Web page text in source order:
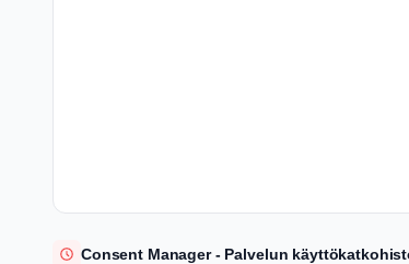
Consent Manager - Palvelun